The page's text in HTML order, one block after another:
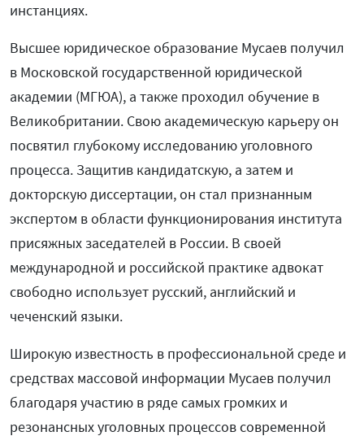
инстанциях.
Высшее юридическое образование Мусаев получил
в Московской государственной юридической
академии (МГЮА), а также проходил обучение в
Великобритании. Свою академическую карьеру он
посвятил глубокому исследованию уголовного
процесса. Защитив кандидатскую, а затем и
докторскую диссертации, он стал признанным
экспертом в области функционирования института
присяжных заседателей в России. В своей
международной и российской практике адвокат
свободно использует русский, английский и
чеченский языки.
Широкую известность в профессиональной среде и
средствах массовой информации Мусаев получил
благодаря участию в ряде самых громких и
резонансных уголовных процессов современной